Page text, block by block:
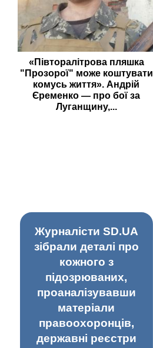
«Півторалітрова пляшка
"Прозорої" може коштувати
комусь життя». Андрій
Єременко — про бої за
Луганщину,...
Журналісти SD.UA
зібрали деталі про
кожного з
підозрюваних,
проаналізувавши
матеріали
правоохоронців,
державні реєстри